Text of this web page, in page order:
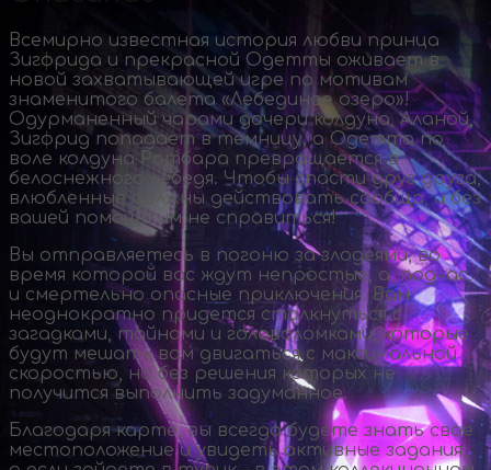
Всемирно известная история любви принца
Зигфрида и прекрасной Одетты оживает в
новой захватывающей игре по мотивам
знаменитого балета «Лебединое озеро»!
Одурманенный чарами дочери колдуна, Аланой,
Зигфрид попадает в темницу, а Одетта по
воле колдуна Ротбара превращается в
белоснежного лебедя. Чтобы спасти друг друга,
влюбленные должны действовать сообща, и без
вашей помощи им не справиться!
Вы отправляетесь в погоню за злодеями, во
время которой вас ждут непростые, а, подчас,
и смертельно опасные приключения. Вам
неоднократно придется столкнуться с
загадками, тайнами и головоломками, которые
будут мешать вам двигаться с максимальной
скоростью, но без решения которых не
получится выполнить задуманное.
Благодаря карте, вы всегда будете знать свое
местоположение и увидеть активные задания,